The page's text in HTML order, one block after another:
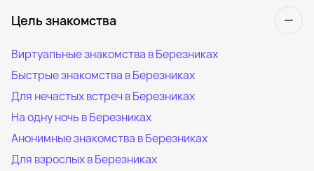
Цель знакомства
Виртуальные знакомства в Березниках
Быстрые знакомства в Березниках
Для нечастых встреч в Березниках
На одну ночь в Березниках
Анонимные знакомства в Березниках
Для взрослых в Березниках